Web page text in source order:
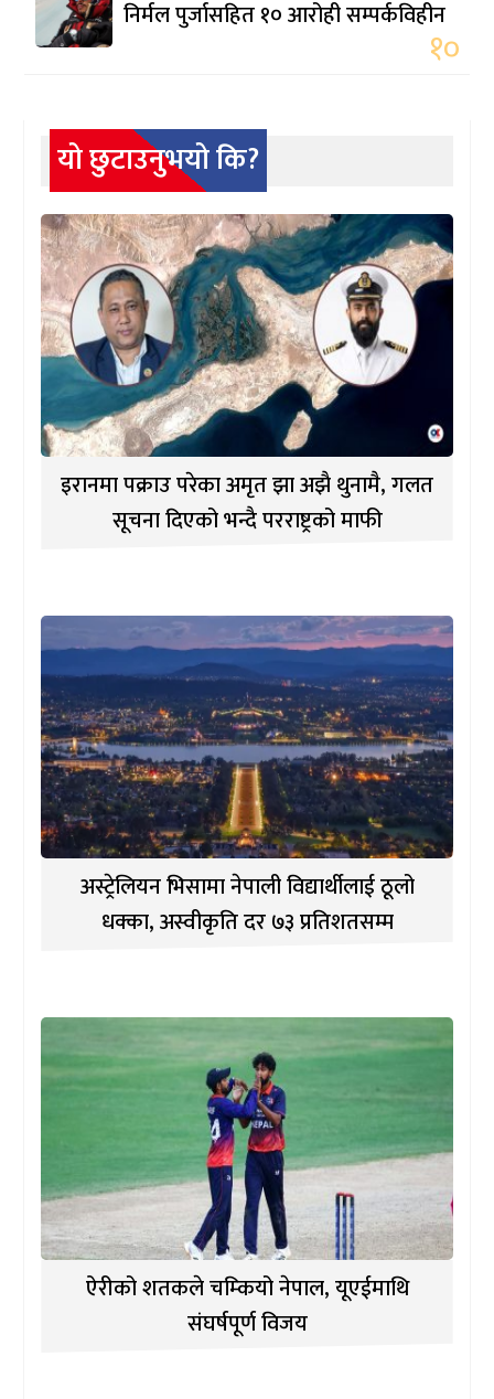
निर्मल पुर्जासहित १० आरोही सम्पर्कविहीन
१०
यो छुटाउनुभयो कि?
इरानमा पक्राउ परेका अमृत झा अझै थुनामै, गलत
सूचना दिएको भन्दै परराष्ट्रको माफी
अस्ट्रेलियन भिसामा नेपाली विद्यार्थीलाई ठूलो
धक्का, अस्वीकृति दर ७३ प्रतिशतसम्म
ऐरीको शतकले चम्कियो नेपाल, यूएईमाथि
संघर्षपूर्ण विजय